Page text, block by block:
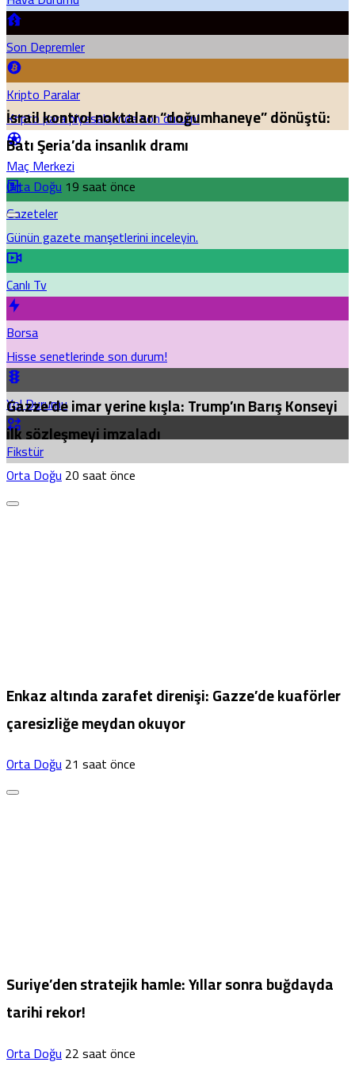
Son Depremler
Kripto Paralar
Kripto para piyasalarında son durum!
Maç Merkezi
Gazeteler
Günün gazete manşetlerini inceleyin.
Canlı Tv
Borsa
Hisse senetlerinde son durum!
Yol Durumu
Fikstür
İsrail kontrol noktaları “doğumhaneye” dönüştü:
Batı Şeria’da insanlık dramı
Orta Doğu19 saat önce
Gazze’de imar yerine kışla: Trump’ın Barış Konseyi
ilk sözleşmeyi imzaladı
Orta Doğu20 saat önce
Enkaz altında zarafet direnişi: Gazze’de kuaförler
çaresizliğe meydan okuyor
Orta Doğu21 saat önce
Suriye’den stratejik hamle: Yıllar sonra buğdayda
tarihi rekor!
Orta Doğu22 saat önce